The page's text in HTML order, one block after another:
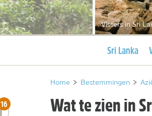
Vissers in Sri
Huidige
Sri Lanka
Home > Bestemmingen >
Wat te zien in
number_of_trips:
16